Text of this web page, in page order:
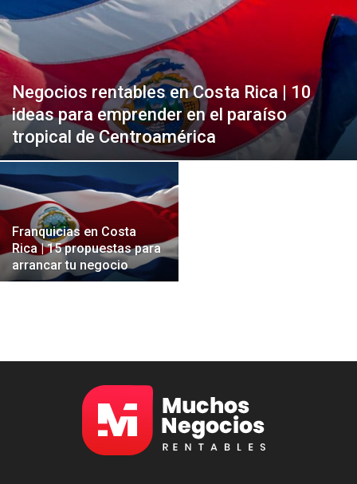
Negocios rentables en Costa Rica | 10
ideas para emprender en el paraíso
tropical de Centroamérica
Franquicias en Costa
Rica | 15 propuestas para
arrancar tu negocio